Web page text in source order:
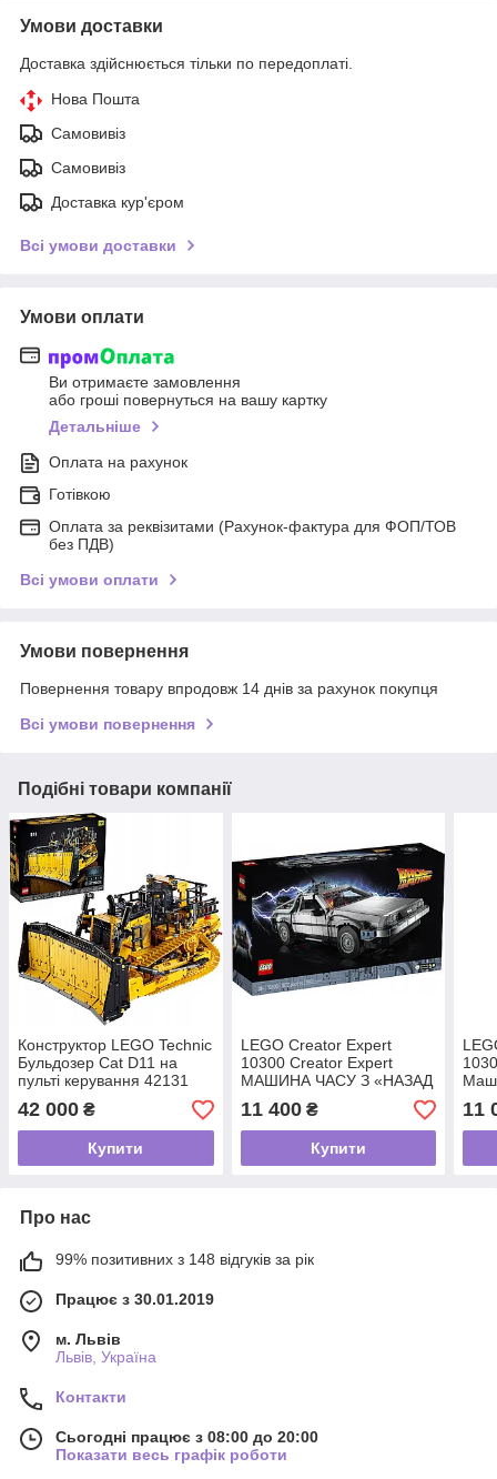
Умови доставки
Доставка здійснюється тільки по передоплаті.
Нова Пошта
Самовивіз
Самовивіз
Доставка кур'єром
Всі умови доставки
Умови оплати
Ви отримаєте замовлення
або гроші повернуться на вашу картку
Детальніше
Оплата на рахунок
Готівкою
Оплата за реквізитами (Рахунок-фактура для ФОП/ТОВ
без ПДВ)
Всі умови оплати
Умови повернення
Повернення товару впродовж 14 днів за рахунок покупця
Всі умови повернення
Подібні товари компанії
Конструктор LEGO Technic
Бульдозер Cat D11 на
пульті керування 42131
42 000 ₴
Купити
LEGO Creator Expert
10300 Creator Expert
МАШИНА ЧАСУ З «НАЗАД
11 400₴
Купити
11
Про нас
99% позитивних з 148 відгуків за рік
Працює з 30.01.2019
м. Львів
Львів, Україна
Контакти
Сьогодні працює з 08:00 до 20:00
Показати весь графік роботи